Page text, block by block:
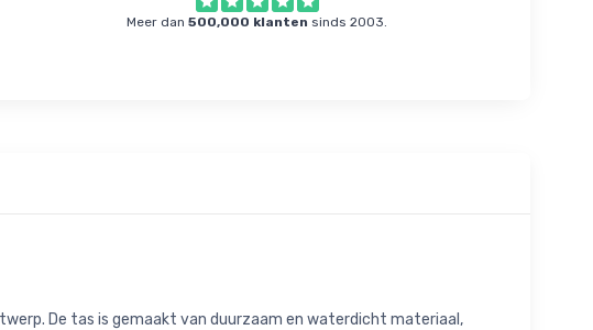
Meer dan500,000 klanten sinds 2003.
De tas is gemaakt van duurzaam en waterdicht materiaal,